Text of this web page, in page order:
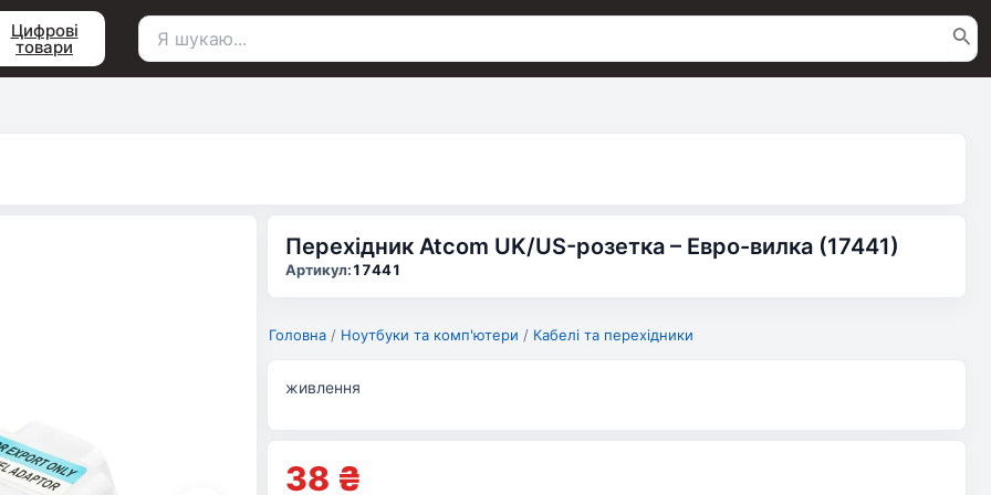
Цифрові
товари
Пошук
Перехідник Atcom UK/US-розетка – Евро-вилка (17441)
Артикул:17441
Головна / Ноутбуки та комп'ютери / Кабелі та перехідники
38 ₴
живлення